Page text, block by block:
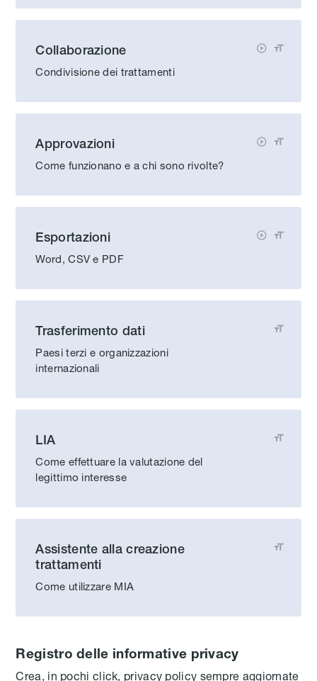
Collaborazione
Condivisione dei trattamenti
 
Approvazioni
Come funzionano e a chi sono rivolte?
 
Esportazioni
Word, CSV e PDF
 
Trasferimento dati
Paesi terzi e organizzazioni
internazionali

LIA
Come effettuare la valutazione del
legittimo interesse

Assistente alla creazione
trattamenti
Come utilizzare MIA

Registro delle informative privacy
Crea, in pochi click, privacy policy sempre aggiornate